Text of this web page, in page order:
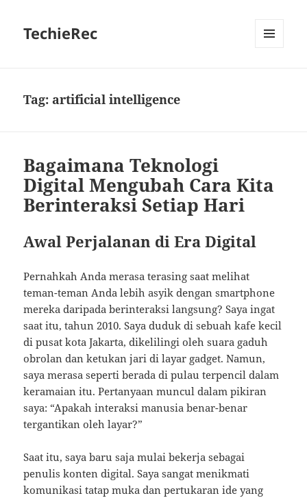
TechieRec
Tag: artificial intelligence
Bagaimana Teknologi
Digital Mengubah Cara Kita
Berinteraksi Setiap Hari
Awal Perjalanan di Era Digital
Pernahkah Anda merasa terasing saat melihat
teman-teman Anda lebih asyik dengan smartphone
mereka daripada berinteraksi langsung? Saya ingat
saat itu, tahun 2010. Saya duduk di sebuah kafe kecil
di pusat kota Jakarta, dikelilingi oleh suara gaduh
obrolan dan ketukan jari di layar gadget. Namun,
saya merasa seperti berada di pulau terpencil dalam
keramaian itu. Pertanyaan muncul dalam pikiran
saya: “Apakah interaksi manusia benar-benar
tergantikan oleh layar?”
Saat itu, saya baru saja mulai bekerja sebagai
penulis konten digital. Saya sangat menikmati
komunikasi tatap muka dan pertukaran ide yang